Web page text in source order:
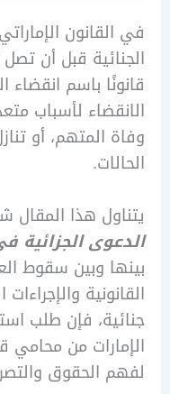
الإماراتي، قد
قبل أن تصل إلى
باسم انقضاء الدعوى
لأسباب متعددة،
أو تنازل
هذا المقال شرحًا
الجزائية في
وبين سقوط العقوبة
والإجراءات
فإن طلب استشارة
من محامي قضايا
الحقوق والتصرف